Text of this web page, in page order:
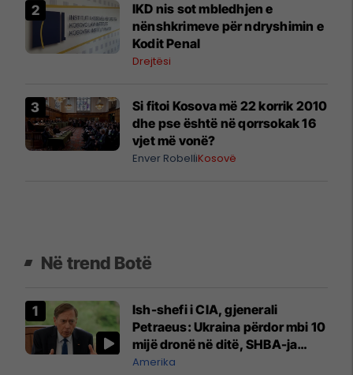
IKD nis sot mbledhjen e
nënshkrimeve për ndryshimin e
Kodit Penal
Drejtësi
Si fitoi Kosova më 22 korrik 2010
dhe pse është në qorrsokak 16
vjet më vonë?
Enver RobelliKosovë
Në trend Botë
Ish-shefi i CIA, gjenerali
Petraeus: Ukraina përdor mbi 10
mijë dronë në ditë, SHBA-ja
mbetet shumë prapa në
Amerika